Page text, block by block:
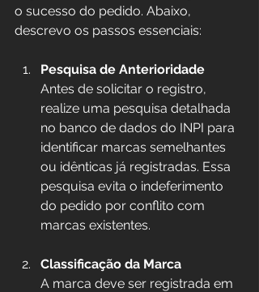
o sucesso do pedido. Abaixo,
descrevo os passos essenciais:
Pesquisa de Anterioridade
Antes de solicitar o registro,
realize uma pesquisa detalhada
no banco de dados do INPI para
identificar marcas semelhantes
ou idênticas já registradas. Essa
pesquisa evita o indeferimento
do pedido por conflito com
marcas existentes.
Classificação da Marca
A marca deve ser registrada em